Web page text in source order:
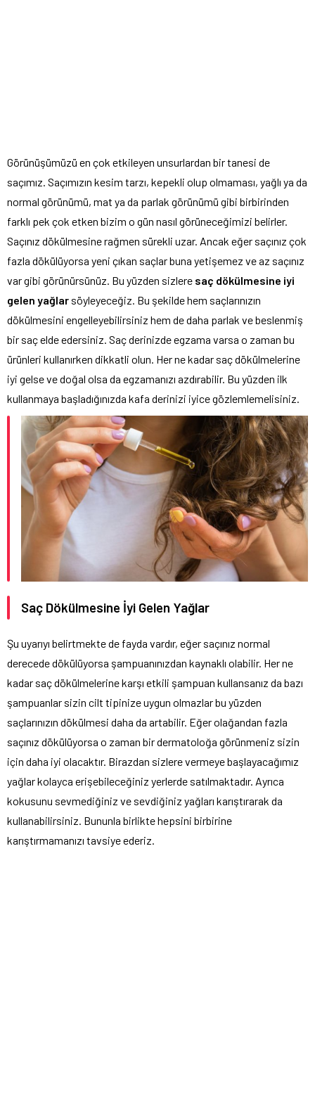
Görünüşümüzü en çok etkileyen unsurlardan bir tanesi de
saçımız. Saçımızın kesim tarzı, kepekli olup olmaması, yağlı ya da
normal görünümü, mat ya da parlak görünümü gibi birbirinden
farklı pek çok etken bizim o gün nasıl görüneceğimizi belirler.
Saçınız dökülmesine rağmen sürekli uzar. Ancak eğer saçınız çok
fazla dökülüyorsa yeni çıkan saçlar buna yetişemez ve az saçınız
var gibi görünürsünüz. Bu yüzden sizlere saç dökülmesine iyi
gelen yağlar söyleyeceğiz. Bu şekilde hem saçlarınızın
dökülmesini engelleyebilirsiniz hem de daha parlak ve beslenmiş
bir saç elde edersiniz. Saç derinizde egzama varsa o zaman bu
ürünleri kullanırken dikkatli olun. Her ne kadar saç dökülmelerine
iyi gelse ve doğal olsa da egzamanızı azdırabilir. Bu yüzden ilk
kullanmaya başladığınızda kafa derinizi iyice gözlemlemelisiniz.
Saç Dökülmesine İyi Gelen Yağlar
Şu uyarıyı belirtmekte de fayda vardır, eğer saçınız normal
derecede dökülüyorsa şampuanınızdan kaynaklı olabilir. Her ne
kadar saç dökülmelerine karşı etkili şampuan kullansanız da bazı
şampuanlar sizin cilt tipinize uygun olmazlar bu yüzden
saçlarınızın dökülmesi daha da artabilir. Eğer olağandan fazla
saçınız dökülüyorsa o zaman bir dermatoloğa görünmeniz sizin
için daha iyi olacaktır. Birazdan sizlere vermeye başlayacağımız
yağlar kolayca erişebileceğiniz yerlerde satılmaktadır. Ayrıca
kokusunu sevmediğiniz ve sevdiğiniz yağları karıştırarak da
kullanabilirsiniz. Bununla birlikte hepsini birbirine
karıştırmamanızı tavsiye ederiz.